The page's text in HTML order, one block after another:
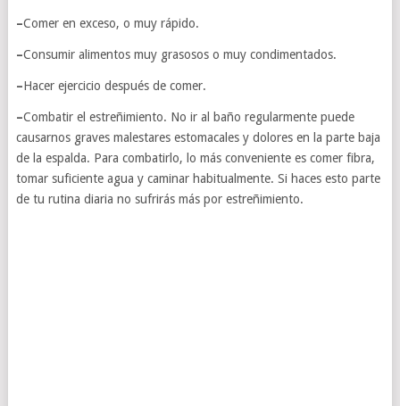
–Comer en exceso, o muy rápido.
–Consumir alimentos muy grasosos o muy condimentados.
–Hacer ejercicio después de comer.
–Combatir el estreñimiento. No ir al baño regularmente puede
causarnos graves malestares estomacales y dolores en la parte baja
de la espalda. Para combatirlo, lo más conveniente es comer fibra,
tomar suficiente agua y caminar habitualmente. Si haces esto parte
de tu rutina diaria no sufrirás más por estreñimiento.